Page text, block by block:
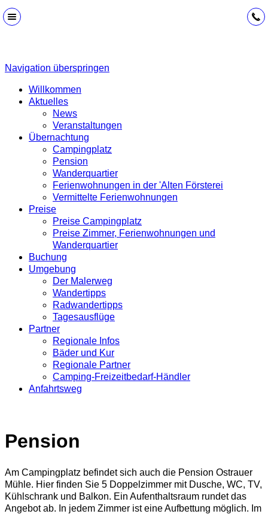
Navigation überspringen
Willkommen
Aktuelles
News
Veranstaltungen
Übernachtung
Campingplatz
Pension
Wanderquartier
Ferienwohnungen in der 'Alten Försterei
Vermittelte Ferienwohnungen
Preise
Preise Campingplatz
Preise Zimmer, Ferienwohnungen und
Wanderquartier
Buchung
Umgebung
Der Malerweg
Wandertipps
Radwandertipps
Tagesausflüge
Partner
Regionale Infos
Bäder und Kur
Regionale Partner
Camping-Freizeitbedarf-Händler
Anfahrtsweg
Pension
Am Campingplatz befindet sich auch die Pension Ostrauer
Mühle. Hier finden Sie 5 Doppelzimmer mit Dusche, WC, TV,
Kühlschrank und Balkon. Ein Aufenthaltsraum rundet das
Angebot ab. In jedem Zimmer ist eine Aufbettung möglich. Im